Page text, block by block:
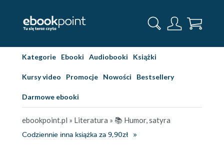
Kategorie Ebooki Audiobooki Książki
Kursy video Promocje Nowości Bestsellery
Darmowe ebooki
ebookpoint.pl » Literatura » 📚 Humor, satyra
Codziennie inna książka za 9,90zł